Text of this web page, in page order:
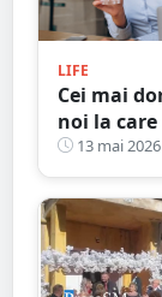
LIFE
Cei mai
noi la
13 mai 2026